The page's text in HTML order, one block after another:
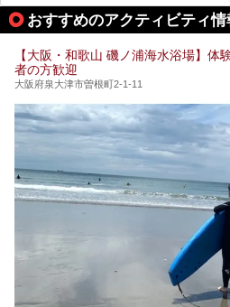
今回はそんなサウナにこ
泉・銭湯・スパを30件紹介
おすすめのアクティビティ情
【大阪・和歌山 磯ノ浦海水浴場】体
者の方歓迎
大阪府泉大津市曽根町2-1-11